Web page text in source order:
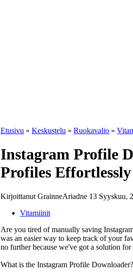
Etusivu » Keskustelu » Ruokavalio »
Instagram Profile
Profiles Effortlessly
Kirjoittanut GrainneAriadne 13 Syyskuu,
Vitamiinit
Are you tired of manually saving
was an easier way to keep track of your
no further because we've got a solution
What is the Instagram Profile Downloader?